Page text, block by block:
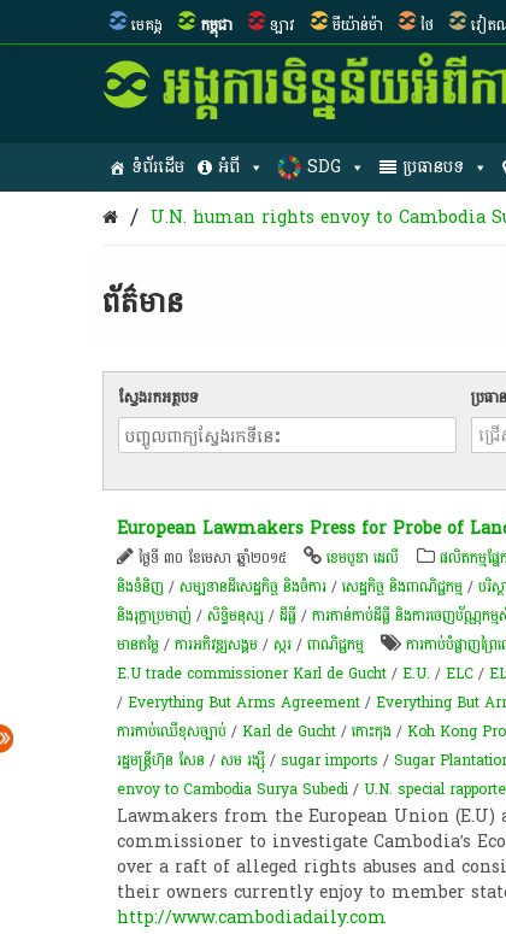
មេគង្គ កម្ពុជា ឡាវ មីយ៉ាន់ម៉ា ថៃ វៀត
ទំព័រដើម អំពី SDG ប្រធានបទ
/ U.N. human rights envoy to Cambodia
ព័ត៌មាន​
ស្វែងរកអត្ថបទ ប្រធ
European Lawmakers Press for Probe of
ថ្ងៃទី ៣០ ខែមេសា ឆ្នាំ២០១៥ ខេមបូឌា ដេលី ផលិតកម្ម​ផ្ន
និងទំនិញ /សម្បទានដីសេដ្ឋកិច្ច និងចំការ/សេដ្ឋកិច្ច និងពាណិជ្ជកម្ម/បរិស្
និងរុក្ខាប្រមាញ់ /សិទ្ធិមនុស្ស/ដីធ្លី/ការកាន់កាប់​ដីធ្លី និង​ការចេញ​ប័ណ្ណកម្ម
មានតម្លៃ​/ការ​អភិវឌ្ឍ​សង្គម/​ស្ករ/ពាណិជ្ជកម្ម ការ​កាប់​បំផ្លាញព្រ
E.U trade commissioner Karl de Gucht/E.U. /ELC/
/Everything But Arms Agreement/Everything But
ការកាប់ឈើខុសច្បាប់/Karl de Gucht/កោះកុង /Koh Kong
រដ្ឋមន្ត្រីហ៊ុន សែន /សម រង្ស៊ី/sugar imports /Sugar
envoy to Cambodia Surya Subedi/U.N. special
Lawmakers from the European Union (E.U)
commissioner to investigate Cambodia’s
over a raft of alleged rights abuses and
their owners currently enjoy to member
http://www.cambodiadaily.com